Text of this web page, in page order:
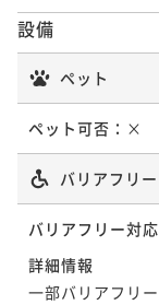
設備
ペット
ペット可否： ×
バリアフリー
バリアフリー対応
詳細情報
一部バリアフリ